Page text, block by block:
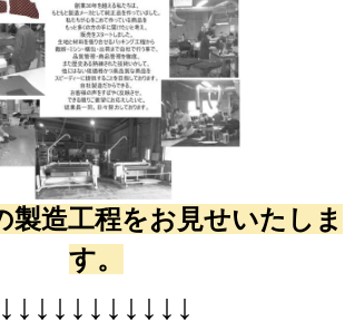
製造工程をお見せいたしま
す。
↓ ↓ ↓ ↓ ↓ ↓ ↓ ↓ ↓ ↓ ↓